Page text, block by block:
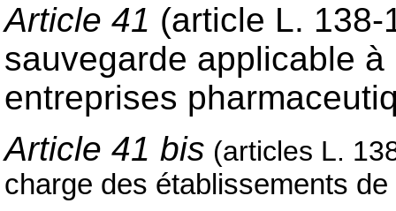
Article 41 (article L.
sauvegarde applicable
entreprises
Article 41 bis (articles L.
charge des établissements